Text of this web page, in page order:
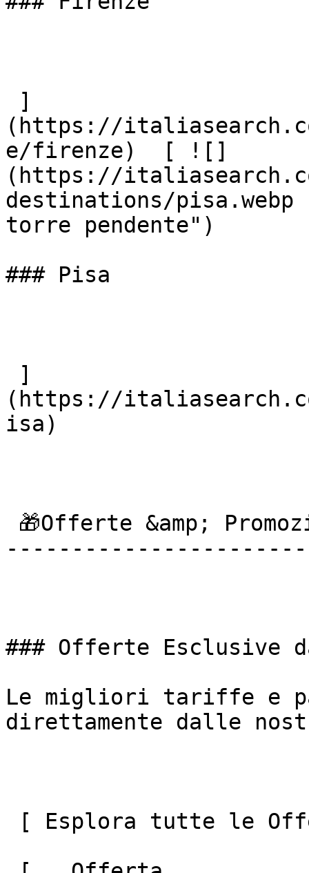
(https://
e/firenze)  [ ![]
(https://
destinations/
torre pendente")
### Pisa
(https://
isa)
### Offerte Esclusive
Le migliori tariffe e
direttamente dalle